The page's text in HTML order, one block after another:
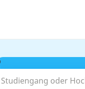
Studiengang oder
Suchen